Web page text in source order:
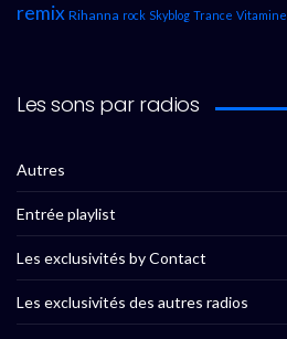
remix Rihanna rock Skyblog Trance Vitamine
Les sons par radios
Autres
Entrée playlist
Les exclusivités by Contact
Les exclusivités des autres radios